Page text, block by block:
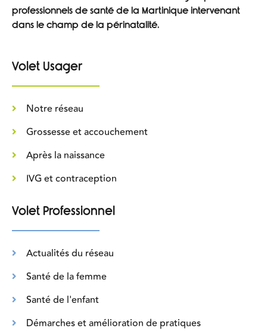
professionnels de santé de la Martinique intervenant
dans le champ de la périnatalité.
Volet Usager
Notre réseau
Grossesse et accouchement
Après la naissance
IVG et contraception
Volet Professionnel
Actualités du réseau
Santé de la femme
Santé de l'enfant
Démarches et amélioration de pratiques